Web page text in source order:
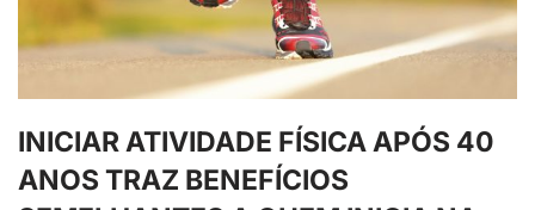
INICIAR ATIVIDADE FÍSICA APÓS 40
ANOS TRAZ BENEFÍCIOS